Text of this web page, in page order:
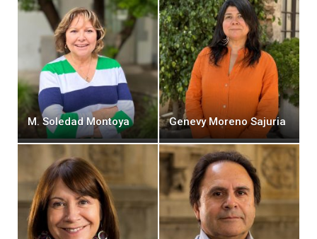
M. Soledad Montoya Genevy Moreno Sajuria